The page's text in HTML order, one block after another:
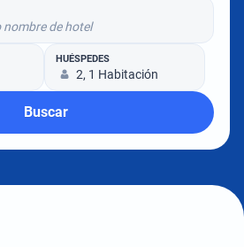
de hotel
HUÉSPEDES
2, 1 Habitación
Buscar